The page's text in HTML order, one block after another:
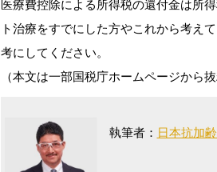
医療費控除による所得税の還付金は所
ト治療をすでにした方やこれから考え
考にしてください。
（本文は一部国税庁ホームページから
執筆者： 日本抗加